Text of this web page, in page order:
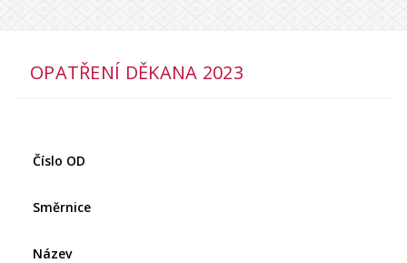
OPATŘENÍ DĚKANA 2023
Číslo OD
Směrnice
Název